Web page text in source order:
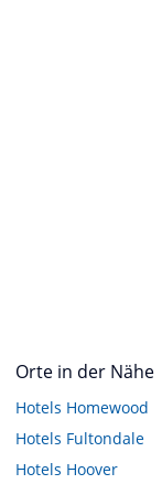
Orte in der Nähe
Hotels Homewood
Hotels Fultondale
Hotels Hoover